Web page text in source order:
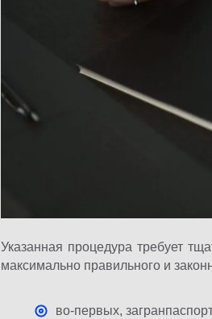
Указанная процедура требует
максимально правильного и
во-первых,